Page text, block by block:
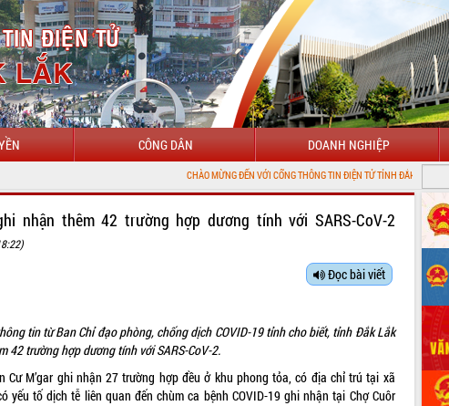
CÔNG DÂN DOANH NGHIỆP
CHÀO MỪNG ĐẾN VỚI CỔNG THÔNG TIN ĐIỆN TỬ TỈNH ĐẮK LẮK
nhận thêm 42 trường hợp dương tính với SARS-CoV-2
Đọc bài viết
tin từ Ban Chỉ đạo phòng, chống dịch COVID-19 tỉnh cho biết, tỉnh Đắk Lắk
42 trường hợp dương tính với SARS-CoV-2.
Cư M’gar ghi nhận 27 trường hợp đều ở khu phong tỏa, có địa chỉ trú tại xã
yếu tố dịch tễ liên quan đến chùm ca bệnh COVID-19 ghi nhận tại Chợ Cuôr